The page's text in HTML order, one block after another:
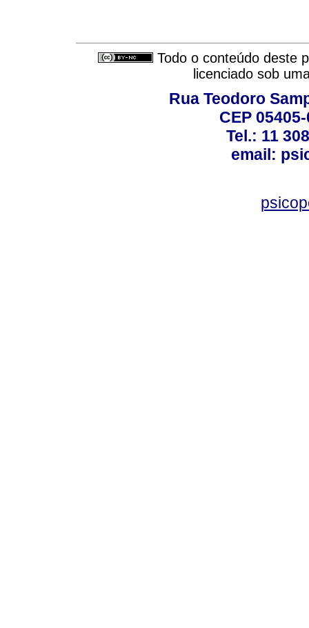
Todo o conteúdo deste
licenciado sob
Rua Teodoro
CEP
Tel.: 11
email: